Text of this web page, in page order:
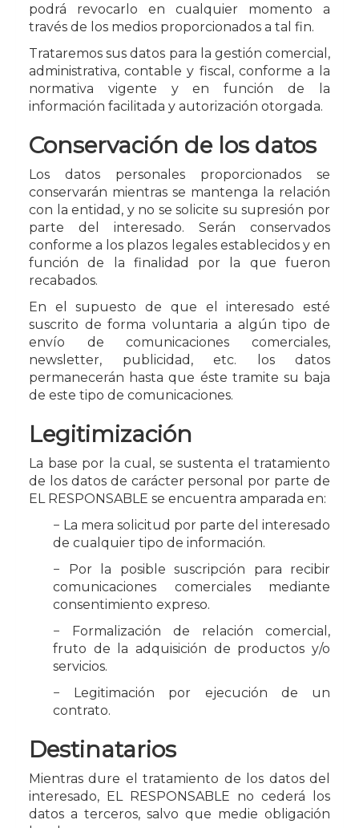
podrá revocarlo en cualquier momento a
través de los medios proporcionados a tal fin.
Trataremos sus datos para la gestión comercial,
administrativa, contable y fiscal, conforme a la
normativa vigente y en función de la
información facilitada y autorización otorgada.
Conservación de los datos
Los datos personales proporcionados se
conservarán mientras se mantenga la relación
con la entidad, y no se solicite su supresión por
parte del interesado. Serán conservados
conforme a los plazos legales establecidos y en
función de la finalidad por la que fueron
recabados.
En el supuesto de que el interesado esté
suscrito de forma voluntaria a algún tipo de
envío de comunicaciones comerciales,
newsletter, publicidad, etc. los datos
permanecerán hasta que éste tramite su baja
de este tipo de comunicaciones.
Legitimización
La base por la cual, se sustenta el tratamiento
de los datos de carácter personal por parte de
EL RESPONSABLE se encuentra amparada en:
− La mera solicitud por parte del interesado
de cualquier tipo de información.
− Por la posible suscripción para recibir
comunicaciones comerciales mediante
consentimiento expreso.
− Formalización de relación comercial,
fruto de la adquisición de productos y/o
servicios.
− Legitimación por ejecución de un
contrato.
Destinatarios
Mientras dure el tratamiento de los datos del
interesado, EL RESPONSABLE no cederá los
datos a terceros, salvo que medie obligación